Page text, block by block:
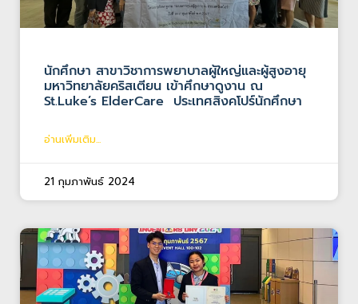
นักศึกษา สาขาวิชาการพยาบาลผู้ใหญ่และผู้สูงอายุ
มหาวิทยาลัยคริสเตียน เข้าศึกษาดูงาน ณ
St.Luke’s ElderCare ประเทศสิงคโปร์นักศึกษา
อ่านเพิ่มเติม...
21 กุมภาพันธ์ 2024